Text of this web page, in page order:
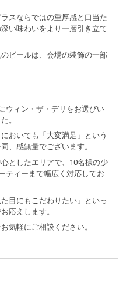
スならではの重厚感と口当た
い味わいをより一層引き立て
ビールは、会場の装飾の一部
ウィン・ザ・デリをお選びい
。
おいても「大変満足」という
、感無量でございます。
としたエリアで、10名様の少
ティーまで幅広く対応してお
目にもこだわりたい」といっ
応えします。
気軽にご相談ください。